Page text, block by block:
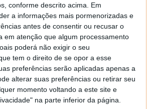
conforme descrito acima. Em
a informações mais pormenorizadas e
antes de consentir ou recusar o
em atenção que algum processamento
poderá não exigir o seu
tem o direito de se opor a esse
preferências serão aplicadas apenas a
alterar suas preferências ou retirar seu
momento voltando a este site e
na parte inferior da página.
da caminhadaestão, hoje
Por exemplo, estudos que
aaumentar a caminhada
melhorias consistentes
como melhor pressão arterial
aponta que 7000 passos diários
para prevenir diversas